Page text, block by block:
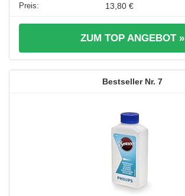
13,80 €
ZUM TOP ANGEBOT »
7